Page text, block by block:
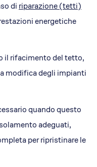
di riparazione (tetti)
energetiche
il rifacimento del tetto,
modifica degli impianti​​
quando questo
adeguati,
per ripristinare le